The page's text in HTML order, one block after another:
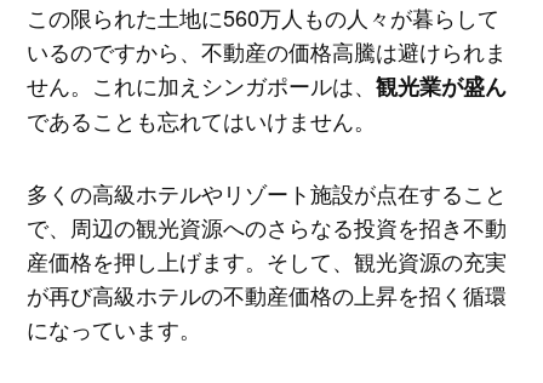
この限られた土地に560万人もの人々が暮らして
いるのですから、不動産の価格高騰は避けられま
せん。これに加えシンガポールは、 観光業が盛ん
であることも忘れてはいけません。
多くの高級ホテルやリゾート施設が点在すること
で、周辺の観光資源へのさらなる投資を招き不動
産価格を押し上げます。そして、観光資源の充実
が再び高級ホテルの不動産価格の上昇を招く循環
になっています。